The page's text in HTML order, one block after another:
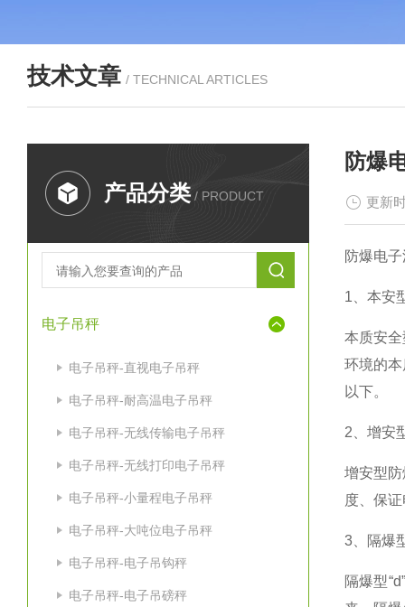
技术文章 / TECHNICAL ARTICLES
产品分类 / PRODUCT
电子吊秤
电子吊秤-直视电子吊秤
电子吊秤-耐高温电子吊秤
电子吊秤-无线传输电子吊秤
电子吊秤-无线打印电子吊秤
电子吊秤-小量程电子吊秤
电子吊秤-大吨位电子吊秤
电子吊秤-电子吊钩秤
电子吊秤-电子吊磅秤
防爆
更新
防爆电
1 、本安
本质安
环境的
以下。
2 、增安
增安型
度、保
3 、隔爆
隔爆型“d”